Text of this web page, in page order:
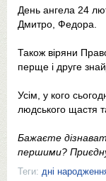
День ангела 24
Дмитро, Федора.
Також віряни
перще і друге
Усім, у кого
людського щастя
Бажаєте
першими?
Теги: дні